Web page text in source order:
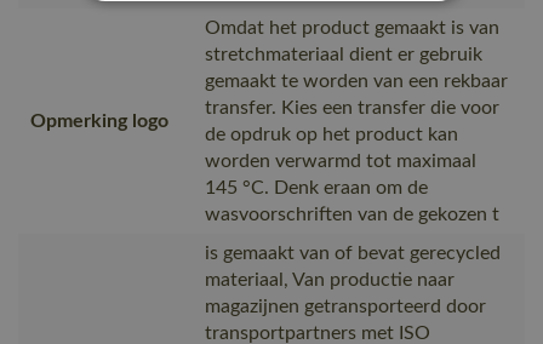
Opmerking logo
Omdat het product gemaakt is van
stretchmateriaal dient er gebruik
gemaakt te worden van een rekbaar
transfer. Kies een transfer die voor
de opdruk op het product kan
worden verwarmd tot maximaal
145 °C. Denk eraan om de
wasvoorschriften van de gekozen t
is gemaakt van of bevat gerecycled
materiaal, Van productie naar
magazijnen getransporteerd door
transportpartners met ISO